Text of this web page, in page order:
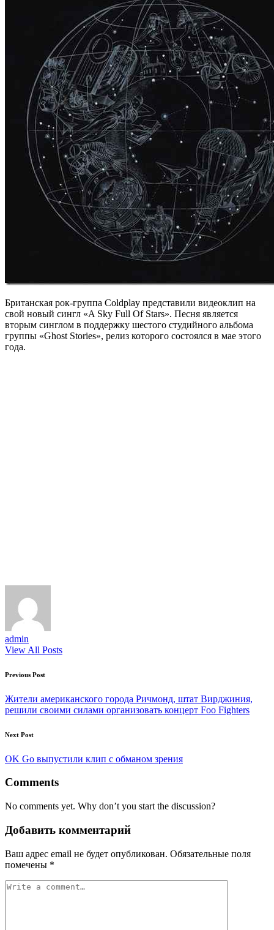
Британская рок-группа Coldplay представили видеоклип на
свой новый сингл «A Sky Full Of Stars». Песня является
вторым синглом в поддержку шестого студийного альбома
группы «Ghost Stories», релиз которого состоялся в мае этого
года.
admin
View All Posts
Post
navigation
Previous Post
Жители американского города Ричмонд, штат Вирджиния,
решили своими силами организовать концерт Foo Fighters
Next Post
OK Go выпустили клип с обманом зрения
Comments
No comments yet. Why don’t you start the discussion?
Добавить комментарий
Ваш адрес email не будет опубликован. Обязательные поля
помечены *